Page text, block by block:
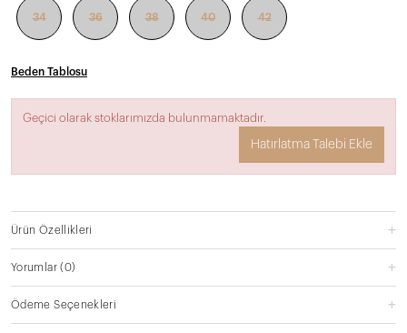
34 36 38 40 42
Beden Tablosu
Geçici olarak stoklarımızda bulunmamaktadır.
Hatırlatma Talebi Ekle
Ürün Özellikleri
Yorumlar(0)
Ödeme Seçenekleri